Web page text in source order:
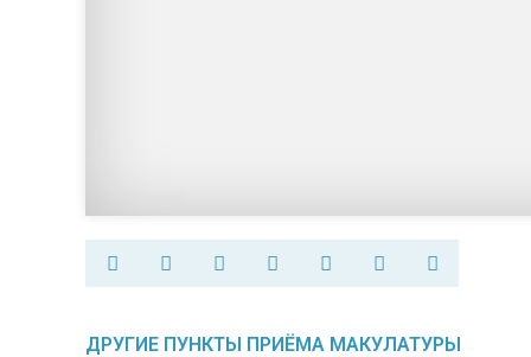
ДРУГИЕ ПУНКТЫ ПРИЁМА МАКУЛАТУРЫ